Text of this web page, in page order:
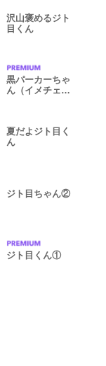
沢山褒めるジト
目くん
黒パーカーちゃ
ん（イメチェン
夏だよジト目く
ん
ジト目ちゃん②
ジト目くん①